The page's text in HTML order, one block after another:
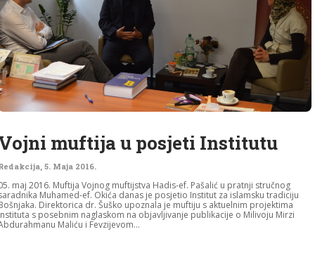
muftija u posjeti Institutu
5. Maja 2016.
maj 2016. Muftija Vojnog muftijstva Hadis-ef. Pašalić u pratnji stručnog
Muhamed-ef. Okića danas je posjetio Institut za islamsku tradiciju
Direktorica dr. Šuško upoznala je muftiju s aktuelnim projektima
s posebnim naglaskom na objavljivanje publikacije o Milivoju Mirzi
Maliću i Fevzijevom...